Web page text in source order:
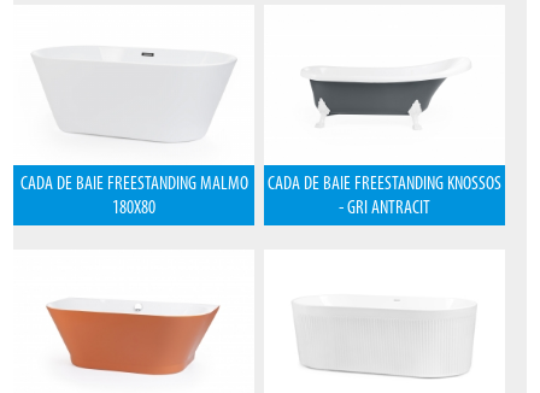
CADA DE BAIE FREESTANDING MALMO
180X80
CADA DE BAIE FREESTANDING KNOSSOS
- GRI ANTRACIT